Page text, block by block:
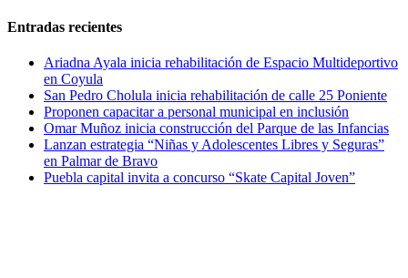
Entradas recientes
Ariadna Ayala inicia rehabilitación de Espacio Multideportivo
en Coyula
San Pedro Cholula inicia rehabilitación de calle 25 Poniente
Proponen capacitar a personal municipal en inclusión
Omar Muñoz inicia construcción del Parque de las Infancias
Lanzan estrategia “Niñas y Adolescentes Libres y Seguras”
en Palmar de Bravo
Puebla capital invita a concurso “Skate Capital Joven”